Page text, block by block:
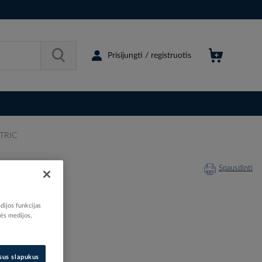
Prisijungti / registruotis
Spausdinti
funkcijas
medijos,
slapukus